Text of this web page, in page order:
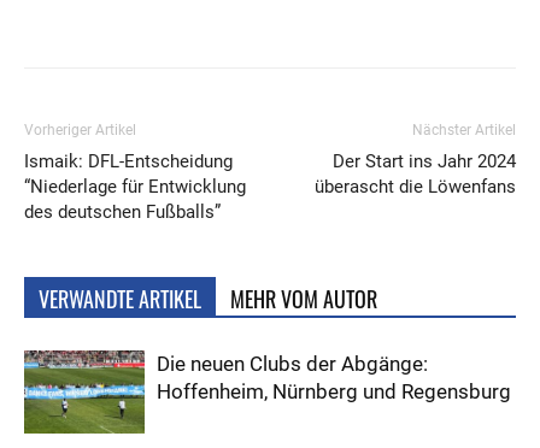
Vorheriger Artikel
Ismaik: DFL-Entscheidung
“Niederlage für Entwicklung
des deutschen Fußballs”
Nächster Artikel
Der Start ins Jahr 2024
überascht die Löwenfans
VERWANDTE ARTIKEL MEHR VOM AUTOR
Die neuen Clubs der Abgänge:
Hoffenheim, Nürnberg und Regensburg